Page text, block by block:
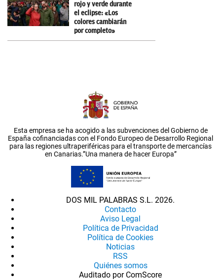
rojo y verde durante
el eclipse: «Los
colores cambiarán
por completo»
Esta empresa se ha acogido a las subvenciones del Gobierno de
España cofinanciadas con el Fondo Europeo de Desarrollo Regional
para las regiones ultraperiféricas para el transporte de mercancías
en Canarias.”Una manera de hacer Europa”
DOS MIL PALABRAS S.L. 2026.
Contacto
Aviso Legal
Política de Privacidad
Política de Cookies
Noticias
RSS
Quiénes somos
Auditado por ComScore